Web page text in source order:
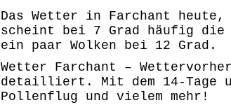
Das Wetter in Farchant heute,
scheint bei 7 Grad häufig die
ein paar Wolken bei 12 Grad.
Wetter Farchant –
detailliert. Mit dem 14-Tage
Pollenflug und vielem mehr!